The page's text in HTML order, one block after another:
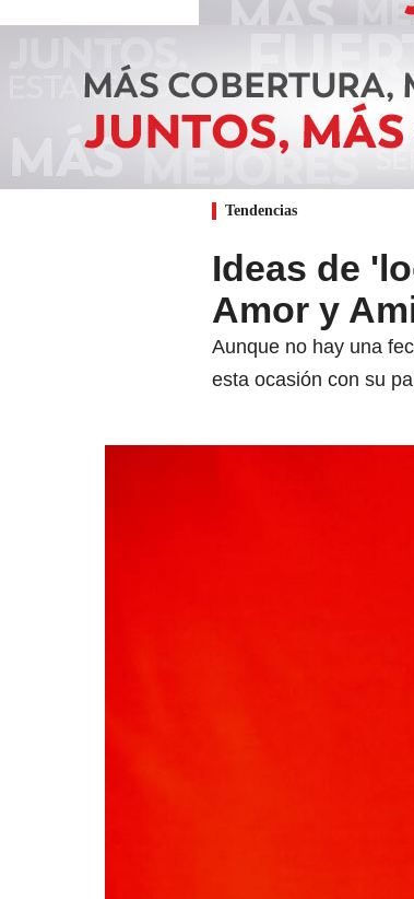
Tendencias
Ideas de
Amor y
Aunque no hay una
esta ocasión con su